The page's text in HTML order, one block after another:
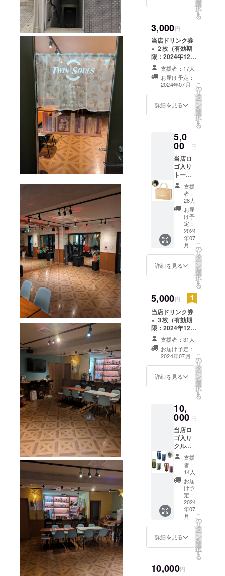
選
択
す
る
3,000円
当店ドリンク券
× ２枚（有効期
限：2024年12月
31日迄）
支援者：17人
お届け予定：
2024年07月
詳細を見る
こ
の
リ
タ
ー
ン
を
選
択
す
る
5,0
00 円
当店ロ
ゴ入り
トート
バッグ
本体/約
320×20
0×120
（mm
） 持ち
手/約
20×350
（mm
） 約7L
支援
者：
28人
お届
け予
定：
2024
年07
月
詳細を見る
こ
の
リ
タ
ー
ン
を
選
択
す
る
5,000円
当店ドリンク券
× ３枚（有効期
限：2024年12月
31日迄）
支援者：31人
お届け予定：
2024年07月
詳細を見る
こ
の
リ
タ
ー
ン
を
選
択
す
る
10,
000 円
当店ロ
ゴ入り
クルテ
ステン
レスク
リアタ
ンブ
ラー１
φ79×1
51mm
量/360
ml ※ タ
ンブ
定は出
支援
者：
14人
お届
け予
定：
2024
年07
月
詳細を見る
こ
の
リ
タ
ー
ン
を
選
択
す
る
10,000円